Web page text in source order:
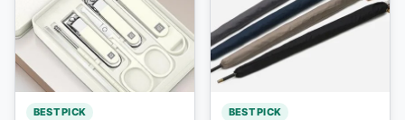
BEST PICK BEST PICK